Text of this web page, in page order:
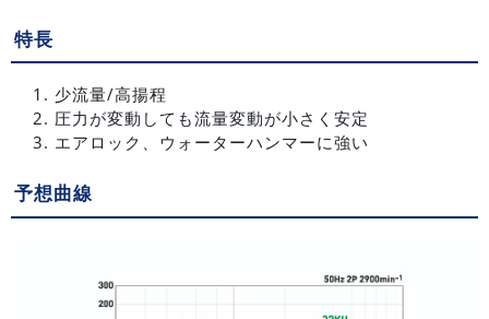
特長
少流量/高揚程
圧力が変動しても流量変動が小さく安定
エアロック、ウォーターハンマーに強い
予想曲線